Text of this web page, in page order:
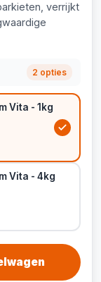
verrijkt
2 opties
Vita - 1kg
Vita - 4kg